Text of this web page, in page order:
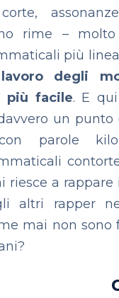
rime –
più
degli
più facile. E
un punto
parole
riesce a rappare
altri rapper
mai non sono